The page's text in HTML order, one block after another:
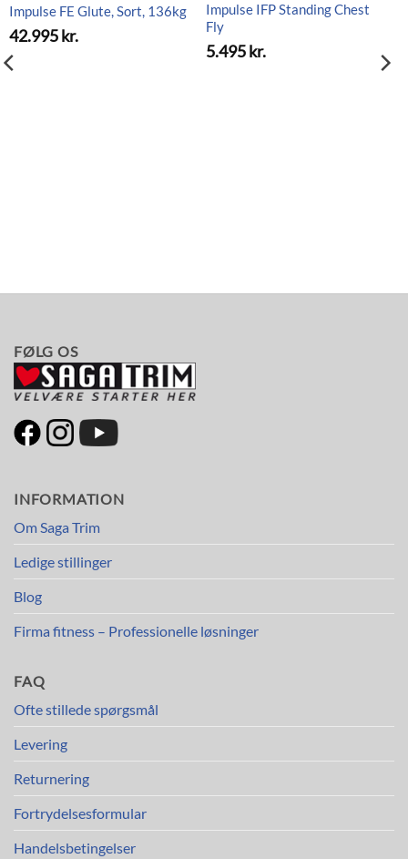
Impulse FE Glute, Sort, 136kg
42.995kr.
Impulse IFP Standing Chest
Fly
5.495kr.
FØLG OS
INFORMATION
Om Saga Trim
Ledige stillinger
Blog
Firma fitness – Professionelle løsninger
FAQ
Ofte stillede spørgsmål
Levering
Returnering
Fortrydelsesformular
Handelsbetingelser